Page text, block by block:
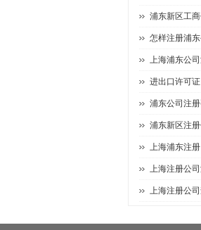
浦东新区工
怎样注册浦东
上海浦东公
进出口许可证
浦东公司注
浦东新区注
上海浦东注册
上海注册公
上海注册公